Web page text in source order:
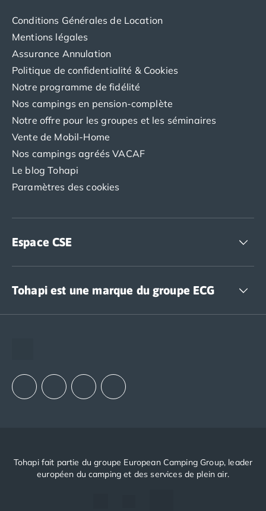
Conditions Générales de Location
Mentions légales
Assurance Annulation
Politique de confidentialité & Cookies
Notre programme de fidélité
Nos campings en pension-complète
Notre offre pour les groupes et les séminaires
Vente de Mobil-Home
Nos campings agréés VACAF
Le blog Tohapi
Paramètres des cookies
Espace CSE
Tohapi est une marque du groupe ECG
Tohapi fait partie du groupe European Camping Group, leader
européen du camping et des services de plein air.